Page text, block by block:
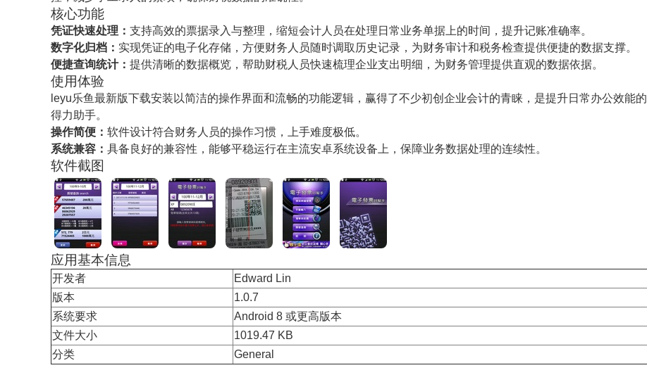
核心功能
凭证快速处理： 支持高效的票据录入与整理，缩短会计人员在处理日常业务单据上的时间，提升记账准确率。
数字化归档： 实现凭证的电子化存储，方便财务人员随时调取历史记录，为财务审计和税务检查提供便捷的数据支撑。
便捷查询统计： 提供清晰的数据概览，帮助财税人员快速梳理企业支出明细，为财务管理提供直观的数据依据。
使用体验
leyu乐鱼最新版下载安装以简洁的操作界面和流畅的功能逻辑，赢得了不少初创企业会计的青睐，是提升日常办公效能的
得力助手。
操作简便： 软件设计符合财务人员的操作习惯，上手难度极低。
系统兼容： 具备良好的兼容性，能够平稳运行在主流安卓系统设备上，保障业务数据处理的连续性。
软件截图
应用基本信息
开发者
Edward Lin
版本
1.0.7
系统要求
Android 8 或更高版本
文件大小
1019.47 KB
分类
General